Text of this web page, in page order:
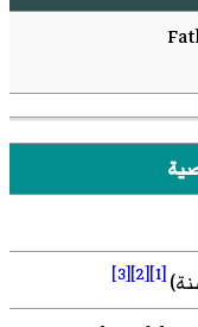
[1]
[2]
[3]